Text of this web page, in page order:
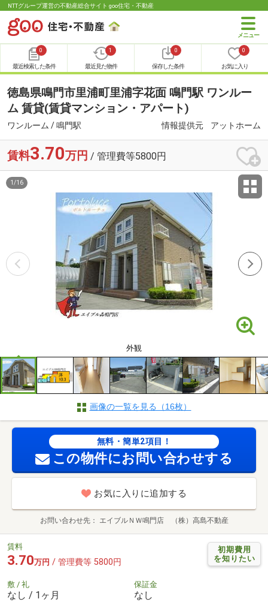
NTTグループ運営の不動産総合サイト goo住宅・不動産
0
最近検索した条件
1
最近見た物件
0
保存した条件
0
お気に入り
徳島県鳴門市里浦町里浦字花面 鳴門駅 ワンルー
ム 賃貸(賃貸マンション・アパート)
ワンルーム / 鳴門駅 情報提供元 アットホーム
賃料3.70万円 / 管理費等5800円
外観
1 /16
画像の一覧を見る（16枚）
無料・簡単2項目！
この物件にお問い合わせする
お気に入りに追加する
お問い合わせ先 エイブルＮＷ鳴門店 （株）高島不動産
初期費用
を知りたい
賃料
3.70万円 / 管理費等 5800円
敷 / 礼
なし / 1ヶ月
保証金
なし